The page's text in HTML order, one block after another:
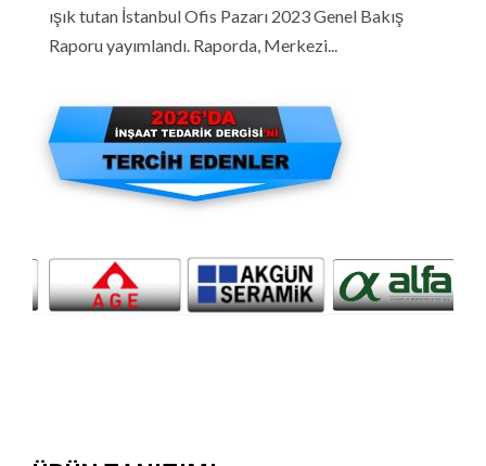
ışık tutan İstanbul Ofis Pazarı 2023 Genel Bakış
Raporu yayımlandı. Raporda, Merkezi...